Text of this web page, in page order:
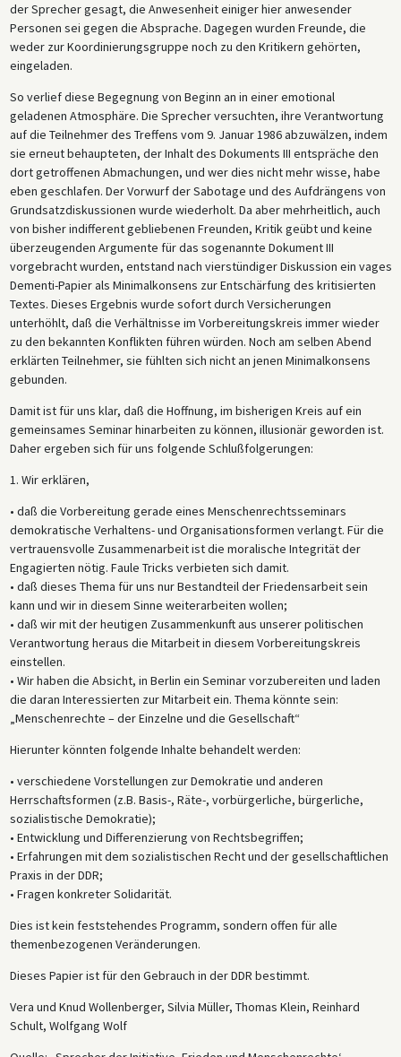
der Sprecher gesagt, die Anwesenheit einiger hier anwesender
Personen sei gegen die Absprache. Dagegen wurden Freunde, die
weder zur Koordinierungsgruppe noch zu den Kritikern gehörten,
eingeladen.
So verlief diese Begegnung von Beginn an in einer emotional
geladenen Atmosphäre. Die Sprecher versuchten, ihre Verantwortung
auf die Teilnehmer des Treffens vom 9. Januar 1986 abzuwälzen, indem
sie erneut behaupteten, der Inhalt des Dokuments III entspräche den
dort getroffenen Abmachungen, und wer dies nicht mehr wisse, habe
eben geschlafen. Der Vorwurf der Sabotage und des Aufdrängens von
Grundsatzdiskussionen wurde wiederholt. Da aber mehrheitlich, auch
von bisher indifferent gebliebenen Freunden, Kritik geübt und keine
überzeugenden Argumente für das sogenannte Dokument III
vorgebracht wurden, entstand nach vierstündiger Diskussion ein vages
Dementi-Papier als Minimalkonsens zur Entschärfung des kritisierten
Textes. Dieses Ergebnis wurde sofort durch Versicherungen
unterhöhlt, daß die Verhältnisse im Vorbereitungskreis immer wieder
zu den bekannten Konflikten führen würden. Noch am selben Abend
erklärten Teilnehmer, sie fühlten sich nicht an jenen Minimalkonsens
gebunden.
Damit ist für uns klar, daß die Hoffnung, im bisherigen Kreis auf ein
gemeinsames Seminar hinarbeiten zu können, illusionär geworden ist.
Daher ergeben sich für uns folgende Schlußfolgerungen:
1. Wir erklären,
• daß die Vorbereitung gerade eines Menschenrechtsseminars
demokratische Verhaltens- und Organisationsformen verlangt. Für die
vertrauensvolle Zusammenarbeit ist die moralische Integrität der
Engagierten nötig. Faule Tricks verbieten sich damit.
• daß dieses Thema für uns nur Bestandteil der Friedensarbeit sein
kann und wir in diesem Sinne weiterarbeiten wollen;
• daß wir mit der heutigen Zusammenkunft aus unserer politischen
Verantwortung heraus die Mitarbeit in diesem Vorbereitungskreis
einstellen.
• Wir haben die Absicht, in Berlin ein Seminar vorzubereiten und laden
die daran Interessierten zur Mitarbeit ein. Thema könnte sein:
„Menschenrechte – der Einzelne und die Gesellschaft“
Hierunter könnten folgende Inhalte behandelt werden:
• verschiedene Vorstellungen zur Demokratie und anderen
Herrschaftsformen (z.B. Basis-, Räte-, vorbürgerliche, bürgerliche,
sozialistische Demokratie);
• Entwicklung und Differenzierung von Rechtsbegriffen;
• Erfahrungen mit dem sozialistischen Recht und der gesellschaftlichen
Praxis in der DDR;
• Fragen konkreter Solidarität.
Dies ist kein feststehendes Programm, sondern offen für alle
themenbezogenen Veränderungen.
Dieses Papier ist für den Gebrauch in der DDR bestimmt.
Vera und Knud Wollenberger, Silvia Müller, Thomas Klein, Reinhard
Schult, Wolfgang Wolf